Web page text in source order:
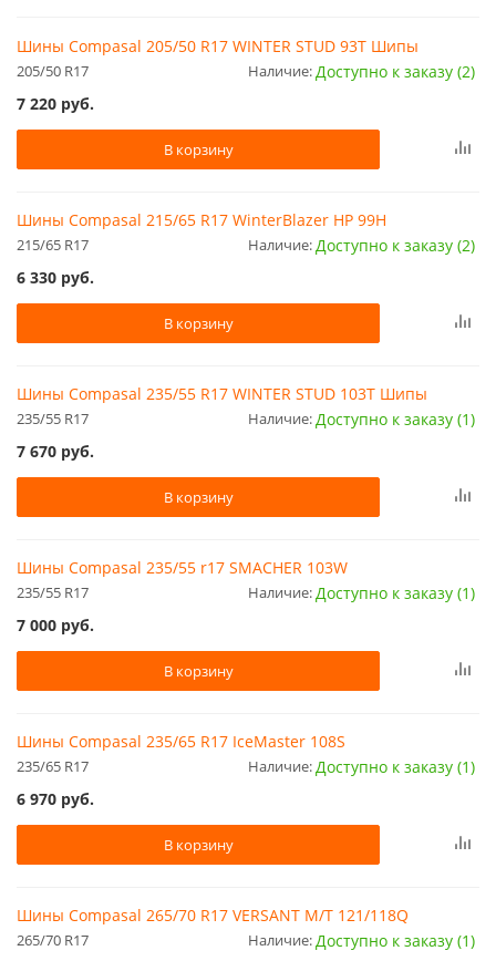
Шины Compasal 205/50 R17 WINTER STUD 93T Шипы
205/50 R17 Наличие:Доступно к заказу (2)
7 220 руб.
В корзину
Шины Compasal 215/65 R17 WinterBlazer HP 99H
215/65 R17 Наличие:Доступно к заказу (2)
6 330 руб.
В корзину
Шины Compasal 235/55 R17 WINTER STUD 103T Шипы
235/55 R17 Наличие:Доступно к заказу (1)
7 670 руб.
В корзину
Шины Compasal 235/55 r17 SMACHER 103W
235/55 R17 Наличие:Доступно к заказу (1)
7 000 руб.
В корзину
Шины Compasal 235/65 R17 IceMaster 108S
235/65 R17 Наличие:Доступно к заказу (1)
6 970 руб.
В корзину
Шины Compasal 265/70 R17 VERSANT M/T 121/118Q
265/70 R17 Наличие:Доступно к заказу (1)